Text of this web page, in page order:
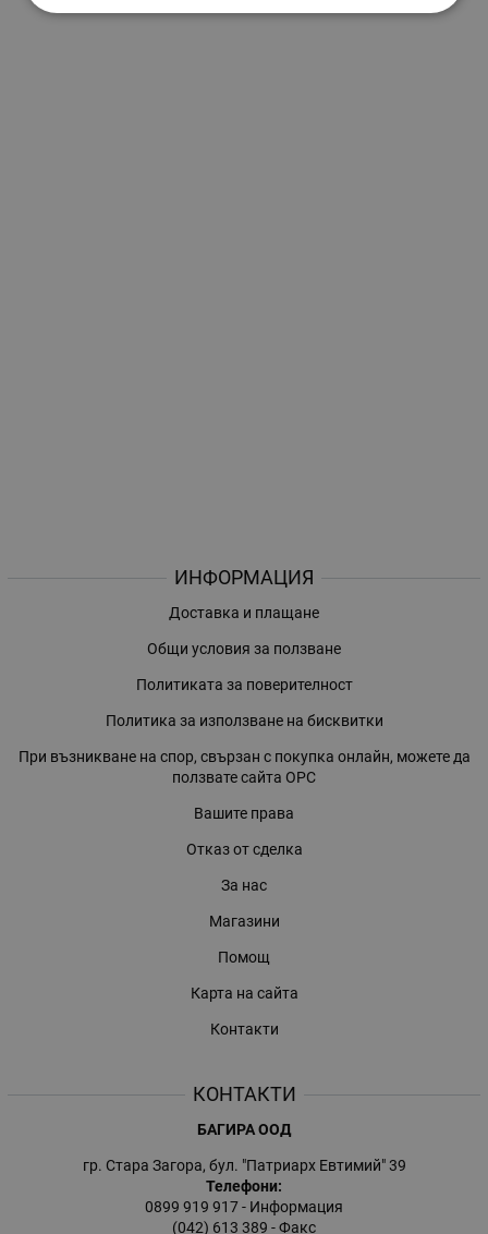
ИНФОРМАЦИЯ
Доставка и плащане
Общи условия за ползване
Политиката за поверителност
Политика за използване на бисквитки
При възникване на спор, свързан с покупка онлайн, можете да
ползвате сайта ОРС
Вашите права
Отказ от сделка
За нас
Магазини
Помощ
Карта на сайта
Контакти
КОНТАКТИ
БАГИРА ООД
гр. Стара Загора, бул. "Патриарх Евтимий" 39
Телефони:
0899 919 917- Информация
(042) 613 389 - Факс